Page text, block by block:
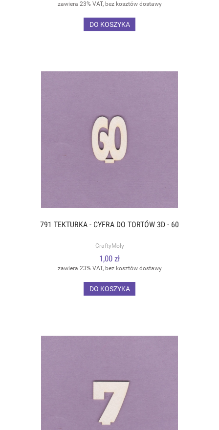
zawiera 23% VAT, bez kosztów dostawy
DO KOSZYKA
791 TEKTURKA - CYFRA DO TORTÓW 3D - 60
CraftyMoly
1,00 zł
zawiera 23% VAT, bez kosztów dostawy
DO KOSZYKA